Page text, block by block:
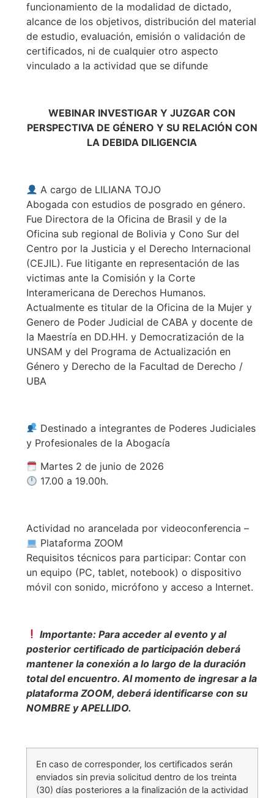
funcionamiento de la modalidad de dictado,
alcance de los objetivos, distribución del material
de estudio, evaluación, emisión o validación de
certificados, ni de cualquier otro aspecto
vinculado a la actividad que se difunde
WEBINAR INVESTIGAR Y JUZGAR CON
PERSPECTIVA DE GÉNERO Y SU RELACIÓN CON
LA DEBIDA DILIGENCIA
A cargo de LILIANA TOJO
Abogada con estudios de posgrado en género.
Fue Directora de la Oficina de Brasil y de la
Oficina sub regional de Bolivia y Cono Sur del
Centro por la Justicia y el Derecho Internacional
(CEJIL). Fue litigante en representación de las
victimas ante la Comisión y la Corte
Interamericana de Derechos Humanos.
Actualmente es titular de la Oficina de la Mujer y
Genero de Poder Judicial de CABA y docente de
la Maestría en DD.HH. y Democratización de la
UNSAM y del Programa de Actualización en
Género y Derecho de la Facultad de Derecho /
UBA
Destinado a integrantes de Poderes Judiciales
y Profesionales de la Abogacía
Martes 2 de junio de 2026
17.00 a 19.00h.
Actividad no arancelada por videoconferencia –
Plataforma ZOOM
Requisitos técnicos para participar: Contar con
un equipo (PC, tablet, notebook) o dispositivo
móvil con sonido, micrófono y acceso a Internet.
Importante: Para acceder al evento y al
posterior certificado de participación deberá
mantener la conexión a lo largo de la duración
total del encuentro. Al momento de ingresar a la
plataforma ZOOM, deberá identificarse con su
NOMBRE y APELLIDO.
En caso de corresponder, los certificados serán
enviados sin previa solicitud dentro de los treinta
(30) días posteriores a la finalización de la actividad